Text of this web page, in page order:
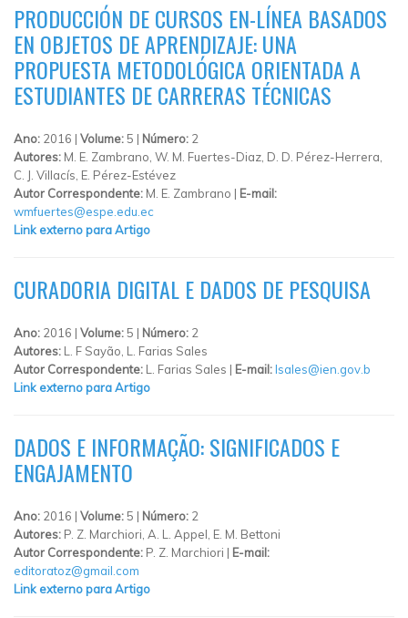
PRODUCCIÓN DE CURSOS EN-LÍNEA BASADOS
EN OBJETOS DE APRENDIZAJE: UNA
PROPUESTA METODOLÓGICA ORIENTADA A
ESTUDIANTES DE CARRERAS TÉCNICAS
Ano: 2016 | Volume:5 | Número: 2
Autores: M. E. Zambrano, W. M. Fuertes-Diaz, D. D. Pérez-Herrera,
C. J. Villacís, E. Pérez-Estévez
Autor Correspondente: M. E. Zambrano | E-mail:
wmfuertes@espe.edu.ec
Link externo para Artigo
CURADORIA DIGITAL E DADOS DE PESQUISA
Ano: 2016 | Volume:5 | Número: 2
Autores: L. F Sayão, L. Farias Sales
Autor Correspondente: L. Farias Sales | E-mail:lsales@ien.gov.b
Link externo para Artigo
DADOS E INFORMAÇÃO: SIGNIFICADOS E
ENGAJAMENTO
Ano: 2016 | Volume:5 | Número: 2
Autores: P. Z. Marchiori, A. L. Appel, E. M. Bettoni
Autor Correspondente: P. Z. Marchiori | E-mail:
editoratoz@gmail.com
Link externo para Artigo